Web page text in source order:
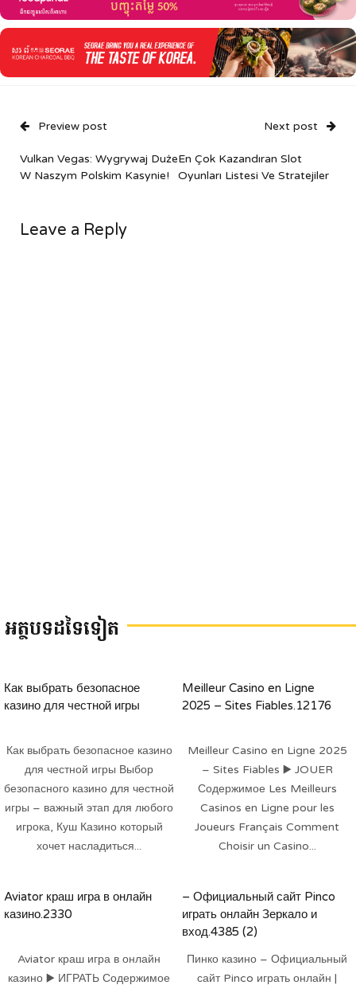
Preview post
Vulkan Vegas: Wygrywaj Duże
W Naszym Polskim Kasynie!
Next post
En Çok Kazandıran Slot
Oyunları Listesi Ve Stratejiler
Leave a Reply
អត្ថបទដទៃទៀត
Как выбрать безопасное
казино для честной игры
Как выбрать безопасное казино
для честной игры Выбор
безопасного казино для честной
игры – важный этап для любого
игрока, Куш Казино который
хочет насладиться...
Meilleur Casino en Ligne
2025 – Sites Fiables.12176
Meilleur Casino en Ligne 2025
– Sites Fiables ▶️ JOUER
Содержимое Les Meilleurs
Casinos en Ligne pour les
Joueurs Français Comment
Choisir un Casino...
Aviator краш игра в онлайн
казино.2330
Aviator краш игра в онлайн
казино ▶️ ИГРАТЬ Содержимое
– Официальный сайт Pinco
играть онлайн Зеркало и
вход.4385 (2)
Пинко казино – Официальный
сайт Pinco играть онлайн |